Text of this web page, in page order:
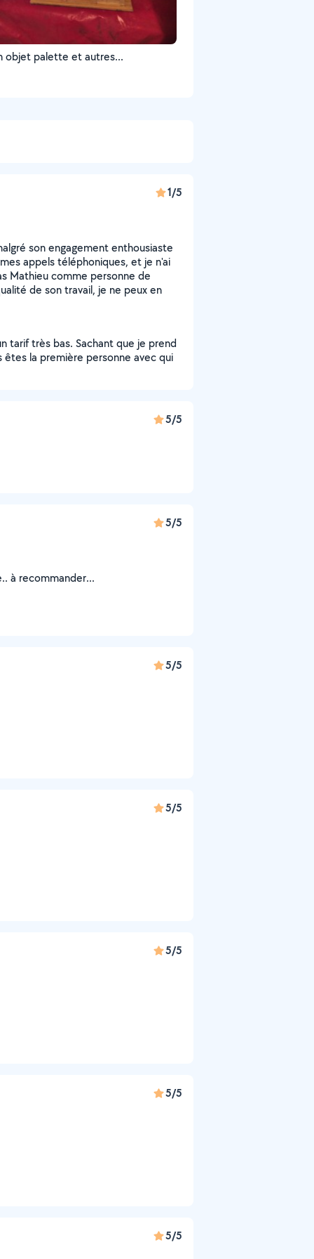
objet palette et autres...
1/5
son engagement enthousiaste
appels téléphoniques, et je n'ai
Mathieu comme personne de
de son travail, je ne peux en
tarif très bas. Sachant que je prend
la première personne avec qui
5/5
5/5
à recommander...
5/5
5/5
5/5
5/5
5/5